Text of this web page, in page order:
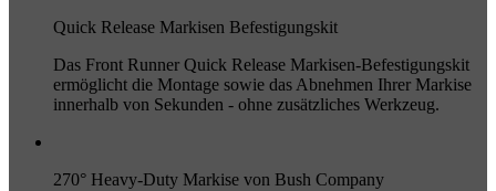
Quick Release Markisen Befestigungskit
Das Front Runner Quick Release Markisen-Befestigungskit
ermöglicht die Montage sowie das Abnehmen Ihrer Markise
innerhalb von Sekunden - ohne zusätzliches Werkzeug.
270° Heavy-Duty Markise von Bush Company